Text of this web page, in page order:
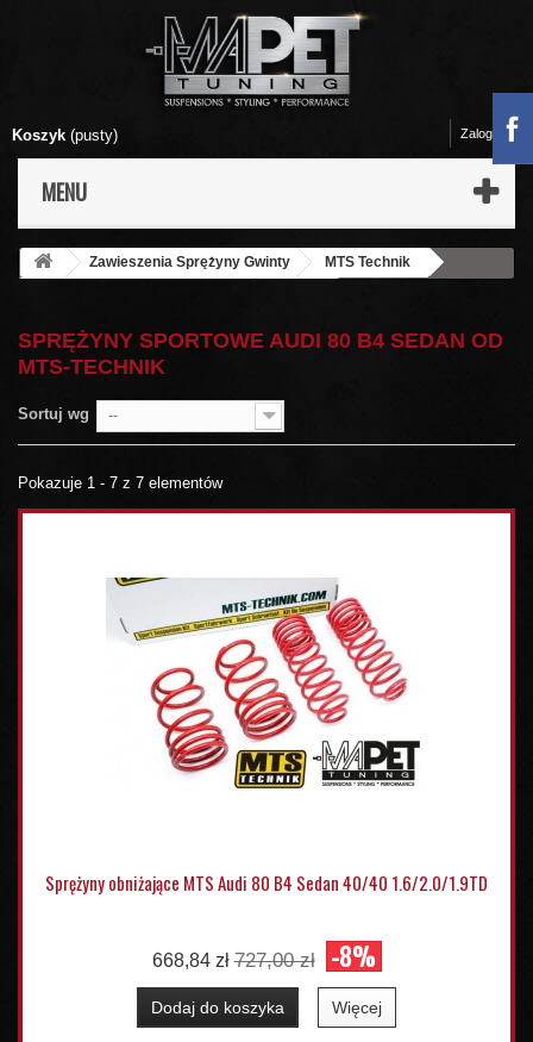
Koszyk (pusty)
MENU
Zaloguj się
Zawieszenia Sprężyny Gwinty
MTS Technik
SPRĘŻYNY SPORTOWE AUDI 80 B4 SEDAN OD
MTS-TECHNIK
Sortuj wg --
Pokazuje 1 - 7 z 7 elementów
Sprężyny obniżające MTS Audi 80 B4 Sedan 40/40 1.6/2.0/1.9TD
668,84 zł 727,00 zł -8%
Dodaj do koszyka Więcej